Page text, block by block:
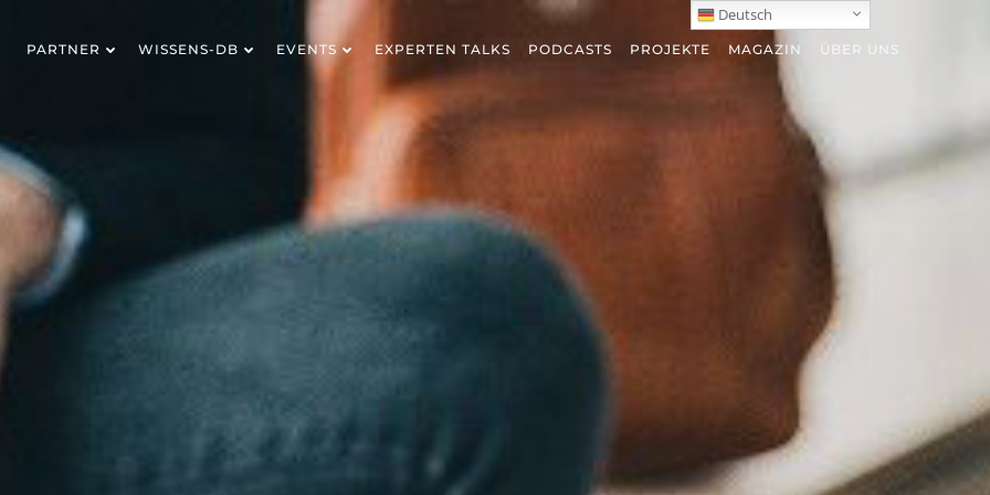
PARTNER WISSENS-DB EVENTS EXPERTEN TALKS PODCASTS PROJEKTE MAGAZIN ÜBER UNS
Deutsch